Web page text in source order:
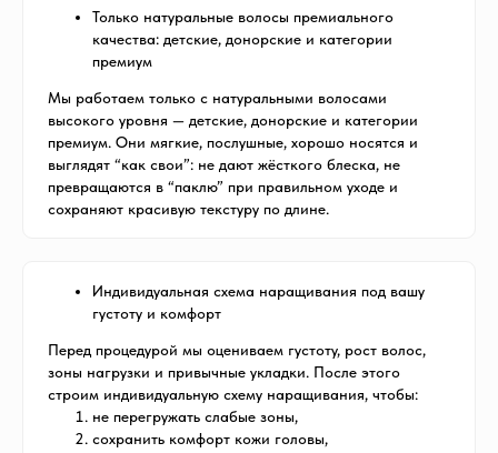
Только натуральные волосы премиального
качества: детские, донорские и категории
премиум
Мы работаем только с натуральными волосами
высокого уровня — детские, донорские и категории
премиум. Они мягкие, послушные, хорошо носятся и
выглядят “как свои”: не дают жёсткого блеска, не
превращаются в “паклю” при правильном уходе и
сохраняют красивую текстуру по длине.
Индивидуальная схема наращивания под вашу
густоту и комфорт
Перед процедурой мы оцениваем густоту, рост волос,
зоны нагрузки и привычные укладки. После этого
строим индивидуальную схему наращивания, чтобы:
не перегружать слабые зоны,
сохранить комфорт кожи головы,